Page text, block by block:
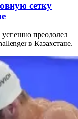
сетку
преодолел
в Казахстане.